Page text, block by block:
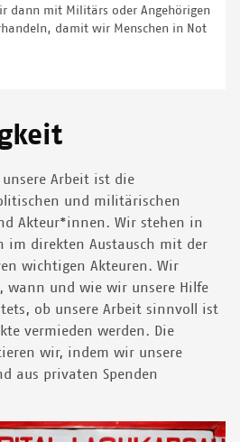
dann mit Militärs oder Angehörigen
damit wir Menschen in Not
unsere Arbeit ist die
und militärischen
Akteur*innen. Wir stehen in
im direkten Austausch mit der
wichtigen Akteuren. Wir
wann und wie wir unsere Hilfe
ob unsere Arbeit sinnvoll ist
vermieden werden. Die
wir, indem wir unsere
aus privaten Spenden